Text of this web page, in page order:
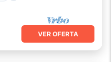
VER OFERTA